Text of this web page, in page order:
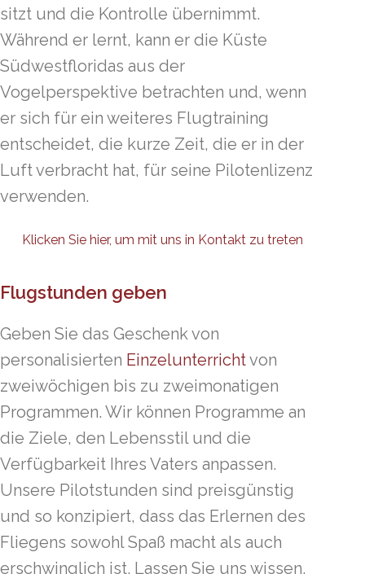
sitzt und die Kontrolle übernimmt.
Während er lernt, kann er die Küste
Südwestfloridas aus der
Vogelperspektive betrachten und, wenn
er sich für ein weiteres Flugtraining
entscheidet, die kurze Zeit, die er in der
Luft verbracht hat, für seine Pilotenlizenz
verwenden.
Klicken Sie hier, um mit uns in Kontakt zu treten
Flugstunden geben
Geben Sie das Geschenk von
personalisierten Einzelunterrichtvon
zweiwöchigen bis zu zweimonatigen
Programmen. Wir können Programme an
die Ziele, den Lebensstil und die
Verfügbarkeit Ihres Vaters anpassen.
Unsere Pilotstunden sind preisgünstig
und so konzipiert, dass das Erlernen des
Fliegens sowohl Spaß macht als auch
erschwinglich ist. Lassen Sie uns wissen,